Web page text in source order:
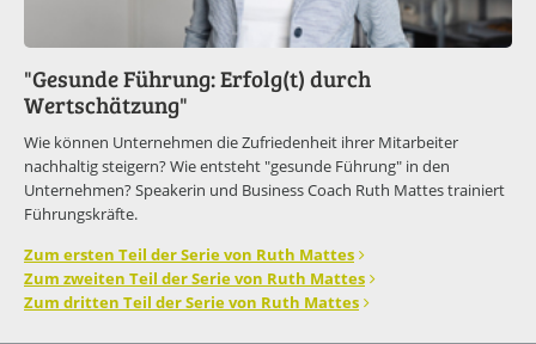
"Gesunde Führung: Erfolg(t) durch
Wertschätzung"
Wie können Unternehmen die Zufriedenheit ihrer Mitarbeiter
nachhaltig steigern? Wie entsteht "gesunde Führung" in den
Unternehmen? Speakerin und Business Coach Ruth Mattes trainiert
Führungskräfte.
Zum ersten Teil der Serie von Ruth Mattes
Zum zweiten Teil der Serie von Ruth Mattes
Zum dritten Teil der Serie von Ruth Mattes